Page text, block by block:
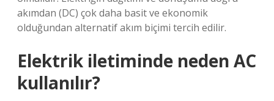
akımdan (DC) çok daha basit ve ekonomik
olduğundan alternatif akım biçimi tercih edilir.
Elektrik iletiminde neden AC
kullanılır?